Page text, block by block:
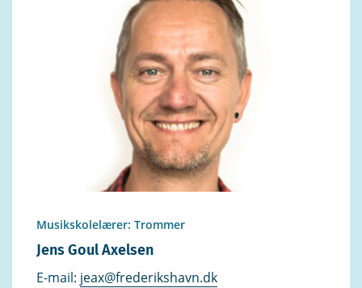
Musikskolelærer: Trommer
Jens Goul Axelsen
E-mail: jeax@frederikshavn.dk